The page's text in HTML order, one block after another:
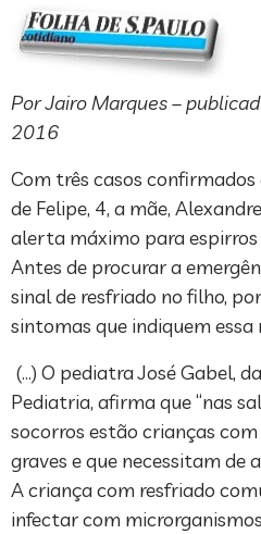
Por Jairo Marques –
2016
Com três casos
de Felipe, 4, a mãe,
alerta máximo para espirros
Antes de procurar a
sinal de resfriado no filho,
sintomas que indiquem essa
(…) O pediatra José Gabel,
Pediatria, afirma que “nas
socorros estão crianças com
graves e que necessitam de
A criança com resfriado
infectar com